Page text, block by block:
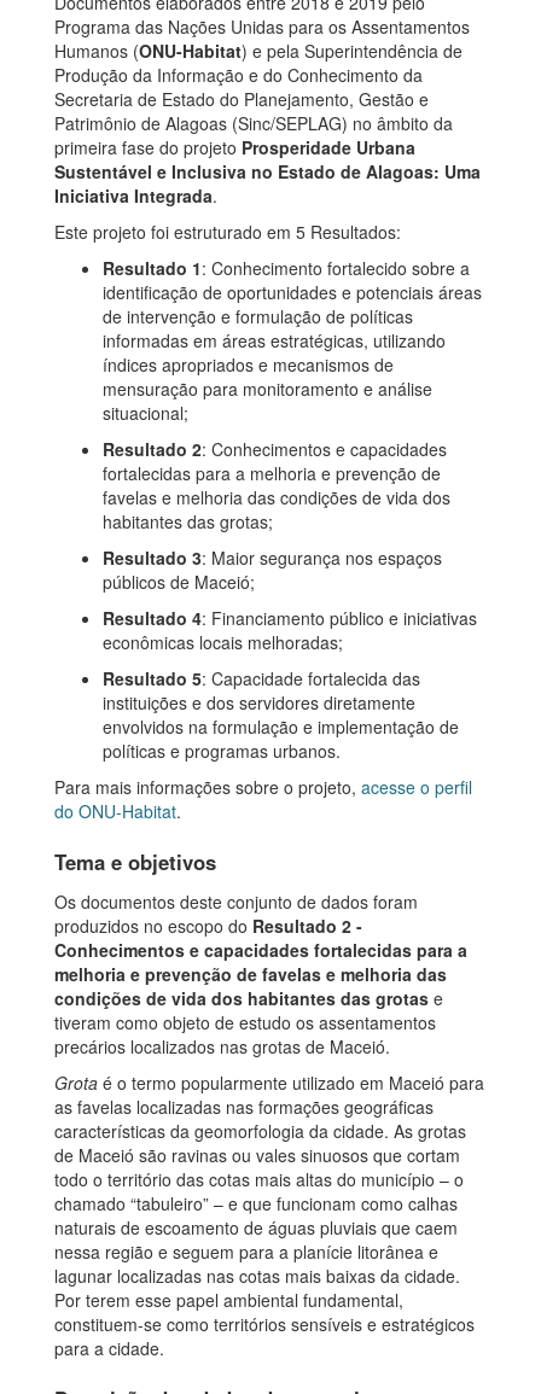
Programa das Nações Unidas para os Assentamentos
Humanos (ONU-Habitat) e pela Superintendência de
Produção da Informação e do Conhecimento da
Secretaria de Estado do Planejamento, Gestão e
Patrimônio de Alagoas (Sinc/SEPLAG) no âmbito da
primeira fase do projeto Prosperidade Urbana
Sustentável e Inclusiva no Estado de Alagoas: Uma
Iniciativa Integrada.
Este projeto foi estruturado em 5 Resultados:
Resultado 1: Conhecimento fortalecido sobre a
identificação de oportunidades e potenciais áreas
de intervenção e formulação de políticas
informadas em áreas estratégicas, utilizando
índices apropriados e mecanismos de
mensuração para monitoramento e análise
situacional;
Resultado 2: Conhecimentos e capacidades
fortalecidas para a melhoria e prevenção de
favelas e melhoria das condições de vida dos
habitantes das grotas;
Resultado 3: Maior segurança nos espaços
públicos de Maceió;
Resultado 4: Financiamento público e iniciativas
econômicas locais melhoradas;
Resultado 5: Capacidade fortalecida das
instituições e dos servidores diretamente
envolvidos na formulação e implementação de
políticas e programas urbanos.
Para mais informações sobre o projeto, acesse o perfil
do ONU-Habitat.
Tema e objetivos
Os documentos deste conjunto de dados foram
produzidos no escopo do Resultado 2 -
Conhecimentos e capacidades fortalecidas para a
melhoria e prevenção de favelas e melhoria das
condições de vida dos habitantes das grotas e
tiveram como objeto de estudo os assentamentos
precários localizados nas grotas de Maceió.
Grota é o termo popularmente utilizado em Maceió para
as favelas localizadas nas formações geográficas
características da geomorfologia da cidade. As grotas
de Maceió são ravinas ou vales sinuosos que cortam
todo o território das cotas mais altas do município – o
chamado “tabuleiro” – e que funcionam como calhas
naturais de escoamento de águas pluviais que caem
nessa região e seguem para a planície litorânea e
lagunar localizadas nas cotas mais baixas da cidade.
Por terem esse papel ambiental fundamental,
constituem-se como territórios sensíveis e estratégicos
para a cidade.